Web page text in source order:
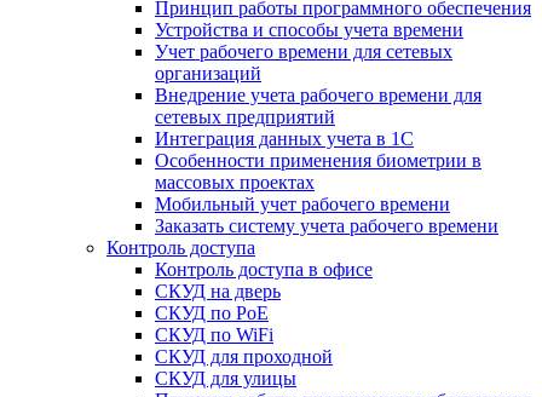
Принцип работы программного обеспечения
Устройства и способы учета времени
Учет рабочего времени для сетевых
организаций
Внедрение учета рабочего времени для
сетевых предприятий
Интеграция данных учета в 1С
Особенности применения биометрии в
массовых проектах
Мобильный учет рабочего времени
Заказать систему учета рабочего времени
Контроль доступа
Контроль доступа в офисе
СКУД на дверь
СКУД по PoE
СКУД по WiFi
СКУД для проходной
СКУД для улицы